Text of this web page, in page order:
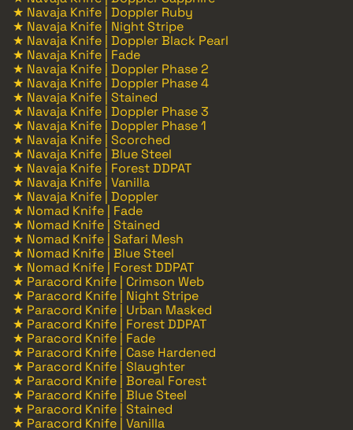
★ Navaja Knife | Doppler Ruby
★ Navaja Knife | Night Stripe
★ Navaja Knife | Doppler Black Pearl
★ Navaja Knife | Fade
★ Navaja Knife | Doppler Phase 2
★ Navaja Knife | Doppler Phase 4
★ Navaja Knife | Stained
★ Navaja Knife | Doppler Phase 3
★ Navaja Knife | Doppler Phase 1
★ Navaja Knife | Scorched
★ Navaja Knife | Blue Steel
★ Navaja Knife | Forest DDPAT
★ Navaja Knife | Vanilla
★ Navaja Knife | Doppler
★ Nomad Knife | Fade
★ Nomad Knife | Stained
★ Nomad Knife | Safari Mesh
★ Nomad Knife | Blue Steel
★ Nomad Knife | Forest DDPAT
★ Paracord Knife | Crimson Web
★ Paracord Knife | Night Stripe
★ Paracord Knife | Urban Masked
★ Paracord Knife | Forest DDPAT
★ Paracord Knife | Fade
★ Paracord Knife | Case Hardened
★ Paracord Knife | Slaughter
★ Paracord Knife | Boreal Forest
★ Paracord Knife | Blue Steel
★ Paracord Knife | Stained
★ Paracord Knife | Vanilla